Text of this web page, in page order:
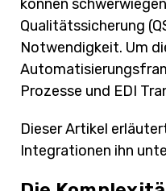
können
Qualitätssicherung
Notwendigkeit. Um
Prozesse und EDI
Dieser Artikel
Integrationen ihn